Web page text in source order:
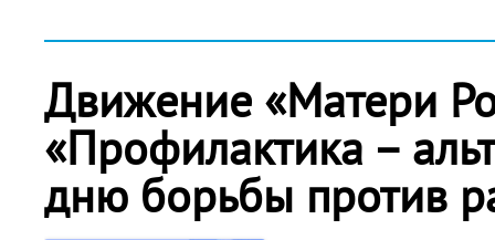
Движение «Матери
«Профилактика –
дню борьбы против